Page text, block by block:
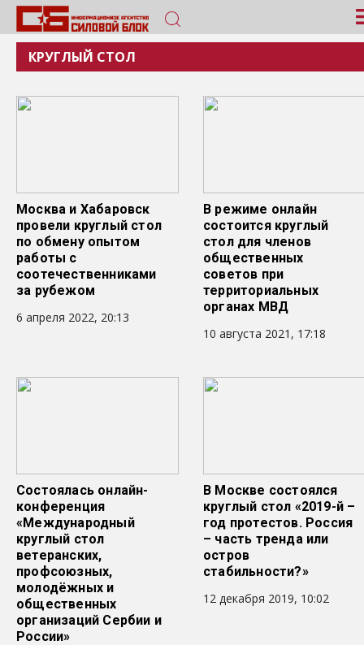
КРУГЛЫЙ СТОЛ
Москва и Хабаровск
провели круглый стол
по обмену опытом
работы с
соотечественниками
за рубежом
6 апреля 2022, 20:13
В режиме онлайн
состоится круглый
стол для членов
общественных
советов при
территориальных
органах МВД
10 августа 2021, 17:18
Состоялась онлайн-
конференция
«Международный
круглый стол
ветеранских,
профсоюзных,
молодёжных и
общественных
организаций Сербии и
России»
В Москве состоялся
круглый стол «2019-й –
год протестов. Россия
– часть тренда или
остров
стабильности?»
12 декабря 2019, 10:02